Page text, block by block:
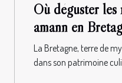
Où déguster
amann en
La Bretagne, terre de
dans son patrimoine